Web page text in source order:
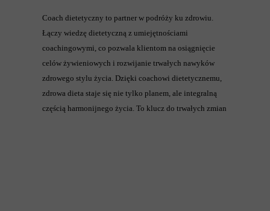
Coach dietetyczny to partner w podróży ku zdrowiu.
Łączy wiedzę dietetyczną z umiejętnościami
coachingowymi, co pozwala klientom na osiągnięcie
celów żywieniowych i rozwijanie trwałych nawyków
zdrowego stylu życia. Dzięki coachowi dietetycznemu,
zdrowa dieta staje się nie tylko planem, ale integralną
częścią harmonijnego życia. To klucz do trwałych zmian